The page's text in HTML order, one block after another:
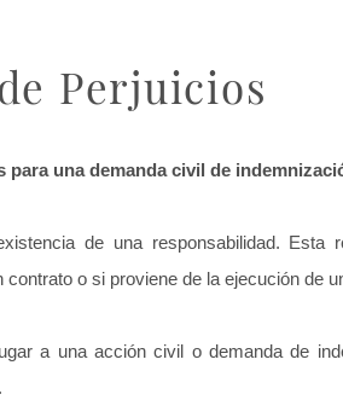
Perjuicios
una demanda civil de
de una responsabilidad. Esta
o si proviene de la ejecución de
a una acción civil o demanda de